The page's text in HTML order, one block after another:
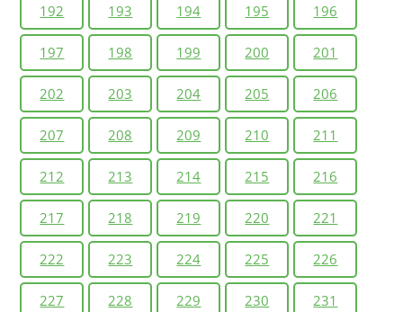
192 193 194 195 196
197 198 199 200 201
202 203 204 205 206
207 208 209 210 211
212 213 214 215 216
217 218 219 220 221
222 223 224 225 226
227 228 229 230 231